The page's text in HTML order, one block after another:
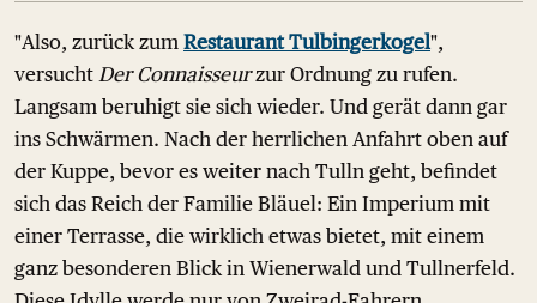
"Also, zurück zum Restaurant Tulbingerkogel",
versucht Der Connaisseurzur Ordnung zu rufen.
Langsam beruhigt sie sich wieder. Und gerät dann gar
ins Schwärmen. Nach der herrlichen Anfahrt oben auf
der Kuppe, bevor es weiter nach Tulln geht, befindet
sich das Reich der Familie Bläuel: Ein Imperium mit
einer Terrasse, die wirklich etwas bietet, mit einem
ganz besonderen Blick in Wienerwald und Tullnerfeld.